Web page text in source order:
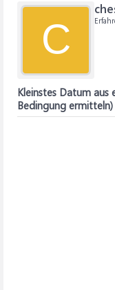
C
Kleinstes Datum aus
Bedingung ermitteln)